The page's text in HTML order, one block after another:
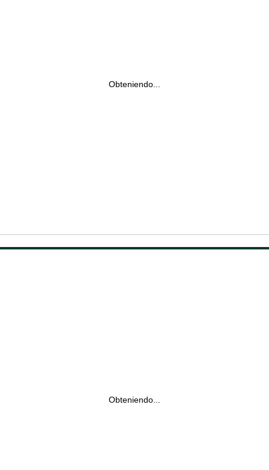
Obteniendo...
Obteniendo...